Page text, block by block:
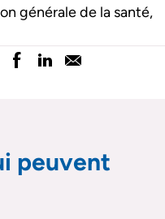
générale de la santé,
l'article sur twitter
externe
Partager l'article sur facebook
lien externe
Partager l'article sur
lien externe
Partager l'article
lien externe
peuvent